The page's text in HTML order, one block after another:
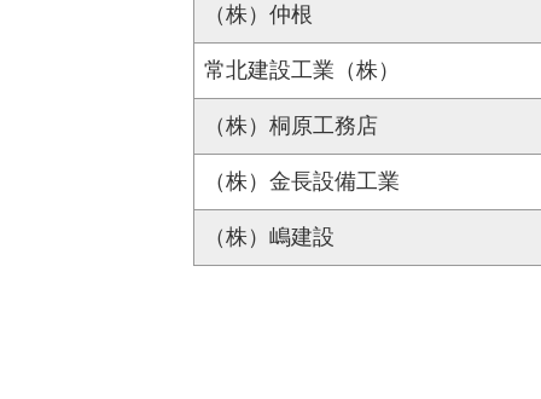
（株）仲根
常北建設工業（株）
（株）桐原工務店
（株）金長設備工業
（株）嶋建設